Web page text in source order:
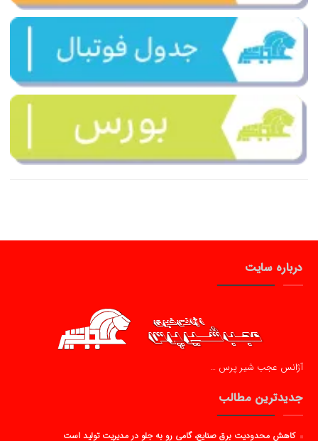
درباره سایت
آژانس عجب شیر پرس …
جدیدترین مطالب
کاهش محدودیت برق صنایع، گامی رو به جلو در مدیریت تولید است